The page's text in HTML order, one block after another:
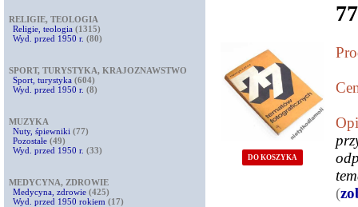
RELIGIE, TEOLOGIA
Religie, teologia (1315)
Wyd. przed 1950 r. (80)
SPORT, TURYSTYKA, KRAJOZNAWSTWO
Sport, turystyka (604)
Wyd. przed 1950 r. (8)
MUZYKA
Nuty, śpiewniki (77)
Pozostałe (49)
Wyd. przed 1950 r. (33)
MEDYCYNA, ZDROWIE
Medycyna, zdrowie (425)
Wyd. przed 1950 rokiem (17)
DO KOSZYKA
(